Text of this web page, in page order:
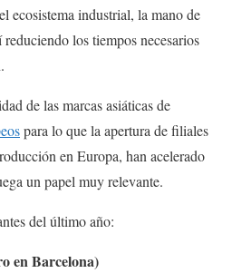
ecosistema industrial, la mano de
los tiempos necesarios
de las marcas asiáticas de
para lo que la apertura de filiales
en Europa, han acelerado
un papel muy relevante.
del último año:
en Barcelona)